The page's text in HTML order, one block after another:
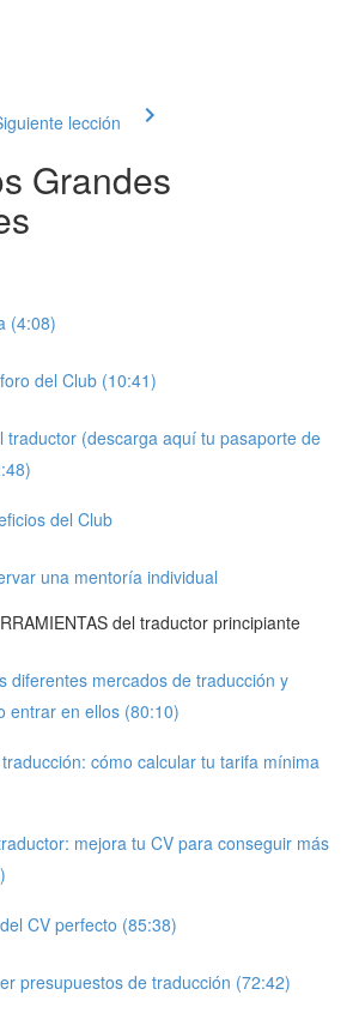
lección
Grandes
(4:08)
del Club (10:41)
traductor (descarga aquí tu pasaporte de
del Club
una mentoría individual
del traductor principiante
diferentes mercados de traducción y
entrar en ellos (80:10)
cómo calcular tu tarifa mínima
mejora tu CV para conseguir más
CV perfecto (85:38)
presupuestos de traducción (72:42)